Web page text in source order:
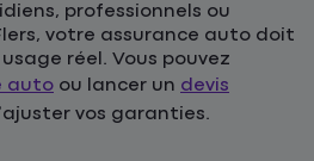
professionnels ou
votre assurance auto doit
réel. Vous pouvez
auto ou lancer un devis
vos garanties.